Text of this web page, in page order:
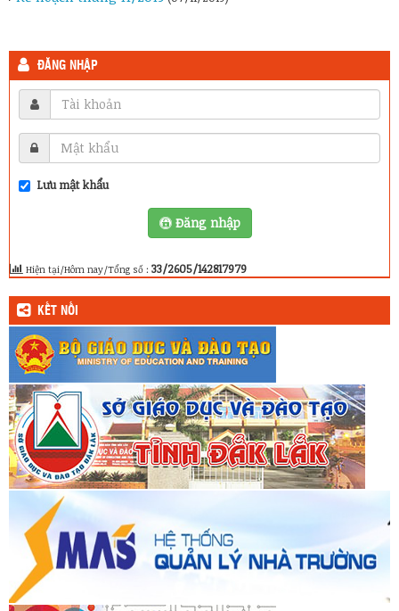
ĐĂNG NHẬP
Lưu mật khẩu
Đăng nhập
Hiện tại/Hôm nay/Tổng số : 33/2605/142817979
KẾT NỐI